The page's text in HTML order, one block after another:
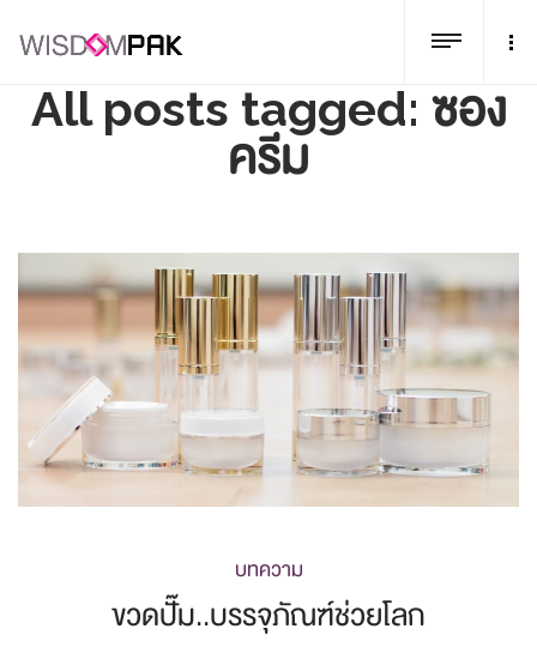
All posts tagged: ซอง
ครีม
บทความ
ขวดปั๊ม..บรรจุภัณฑ์ช่วยโลก